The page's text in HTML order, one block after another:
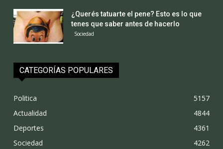
¿Querés tatuarte el pene? Esto es lo que
tenes que saber antes de hacerlo
Sociedad
CATEGORÍAS POPULARES
Politica
5157
Actualidad
4844
Deportes
4361
Sociedad
4262